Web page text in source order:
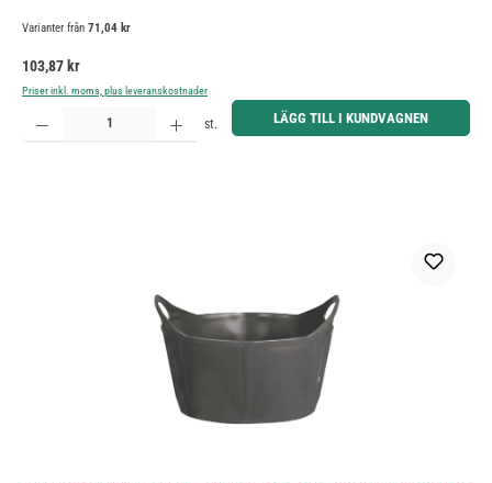
Varianter från 71,04 kr
Ordinarie pris:
103,87 kr
Priser inkl. moms, plus leveranskostnader
Produktkvantitet: Ange önskat belopp eller använd knapparna för att öka eller minska kvantiteten.
st. LÄGG TILL I KUNDVAGNEN